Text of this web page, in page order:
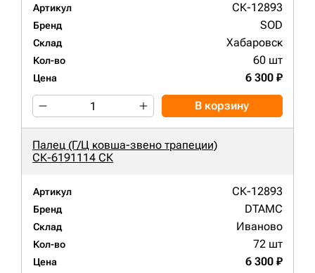
Артикул СК-12893
Бренд SOD
Склад Хабаровск
Кол-во 60 шт
Цена 6 300 ₽
В корзину
Палец (Г/Ц ковша-звено трапеции)
СК-6191114 СК
Артикул СК-12893
Бренд DTAMC
Склад Иваново
Кол-во 72 шт
Цена 6 300 ₽